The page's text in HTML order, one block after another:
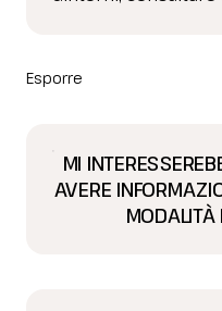
Esporre
MI
AVERE
MODALITÀ